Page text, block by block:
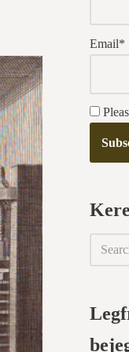
Email*